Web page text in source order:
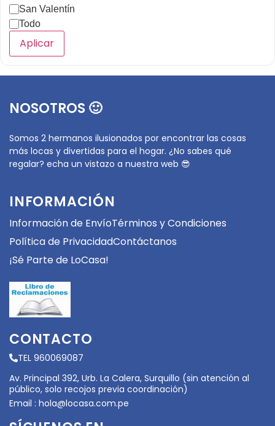
San Valentín
Todo
Aplicar
NOSOTROS 🙂
Somos 2 hermanos ilusionados por encontrar las cosas
más locas y divertidas para el hogar. ¿No sabes qué
regalar? echa un vistazo a nuestra web 😎
INFORMACIÓN
Información de EnvíoTérminos y Condiciones
Política de PrivacidadContáctanos
¡Sé Parte de LoCasa!
CONTACTO
TEL 960069087
Av. Principal 392, Urb. La Calera, Surquillo (sin atención al
público, solo recojos previa coordinación)
Email : hola@locasa.com.pe